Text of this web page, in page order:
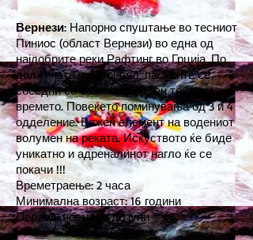
Вернези: Напорно спуштање во тесниот
Пиниос (област Вернези) во една од
најдобрите реки Рафтинг во Грција. По
должината на овој дел, пасусите се
соседни со само мал мазен тек на
времето. Повеќето поминувања од 3 и 4
одделение. Важен елемент на водениот
волумен на реката. Искуството ќе биде
уникатно и адреналинот нагло ќе се
покачи !!!
Времетраење: 2 часа
Минимална возраст: 16 години
Период: ноември до јуни